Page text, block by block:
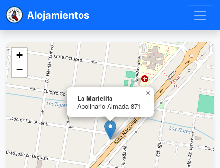
Alojamientos
La Marielita
Apolinario Almada 871
×
+
−